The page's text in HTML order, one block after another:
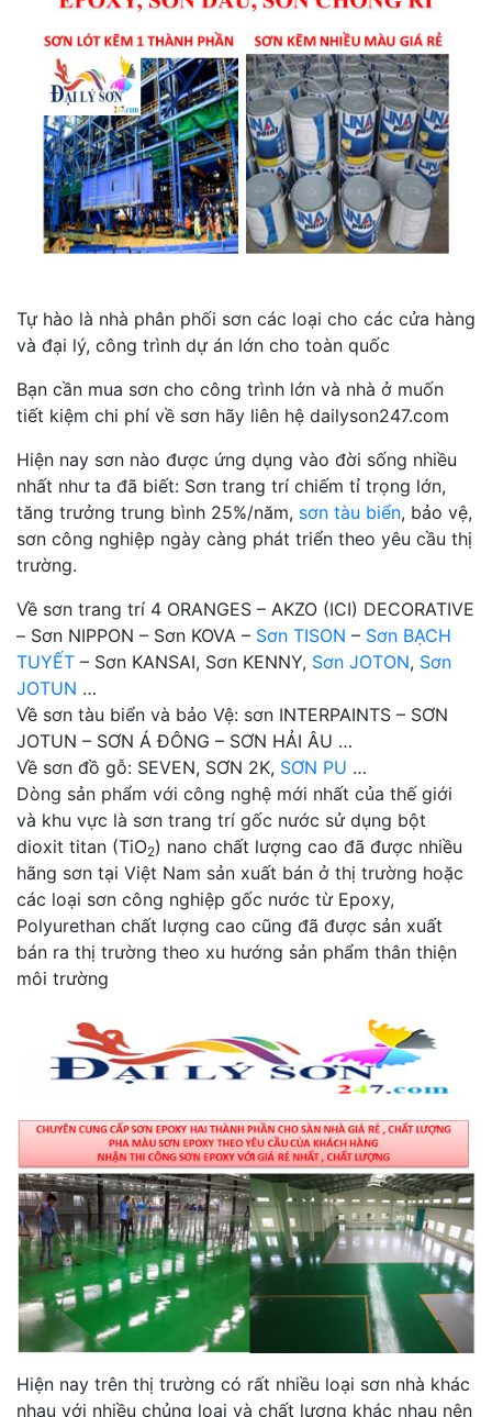
Tự hào là nhà phân phối sơn các loại cho các cửa hàng
và đại lý, công trình dự án lớn cho toàn quốc
Bạn cần mua sơn cho công trình lớn và nhà ở muốn
tiết kiệm chi phí về sơn hãy liên hệ dailyson247.com
Hiện nay sơn nào được ứng dụng vào đời sống nhiều
nhất như ta đã biết: Sơn trang trí chiếm tỉ trọng lớn,
tăng trưởng trung bình 25%/năm, sơn tàu biển, bảo vệ,
sơn công nghiệp ngày càng phát triển theo yêu cầu thị
trường.
Về sơn trang trí 4 ORANGES – AKZO (ICI) DECORATIVE
– Sơn NIPPON – Sơn KOVA – Sơn TISON – Sơn BẠCH
TUYẾT – Sơn KANSAI, Sơn KENNY, Sơn JOTON, Sơn
JOTUN …
Về sơn tàu biển và bảo Vệ: sơn INTERPAINTS – SƠN
JOTUN – SƠN Á ĐÔNG – SƠN HẢI ÂU …
Về sơn đồ gỗ: SEVEN, SƠN 2K, SƠN PU …
Dòng sản phẩm với công nghệ mới nhất của thế giới
và khu vực là sơn trang trí gốc nước sử dụng bột
dioxit titan (TiO2) nano chất lượng cao đã được nhiều
hãng sơn tại Việt Nam sản xuất bán ở thị trường hoặc
các loại sơn công nghiệp gốc nước từ Epoxy,
Polyurethan chất lượng cao cũng đã được sản xuất
bán ra thị trường theo xu hướng sản phẩm thân thiện
môi trường
Hiện nay trên thị trường có rất nhiều loại sơn nhà khác
nhau với nhiều chủng loại và chất lượng khác nhau nên